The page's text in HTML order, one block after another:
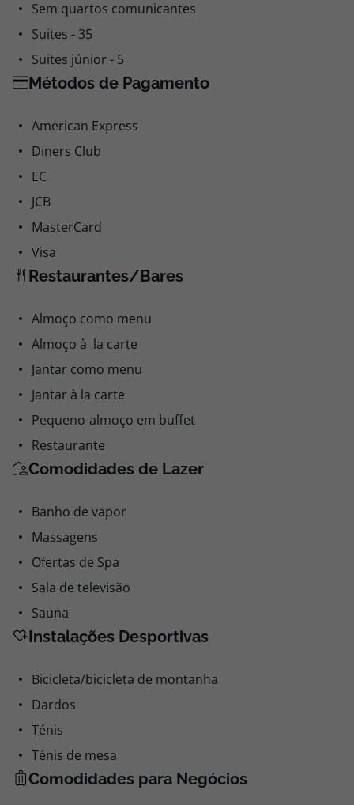
Sem quartos comunicantes
Suites - 35
Suites júnior - 5
Métodos de Pagamento
American Express
Diners Club
EC
JCB
MasterCard
Visa
Restaurantes/Bares
Almoço como menu
Almoço à la carte
Jantar como menu
Jantar à la carte
Pequeno-almoço em buffet
Restaurante
Comodidades de Lazer
Banho de vapor
Massagens
Ofertas de Spa
Sala de televisão
Sauna
Instalações Desportivas
Bicicleta/bicicleta de montanha
Dardos
Ténis
Ténis de mesa
Comodidades para Negócios